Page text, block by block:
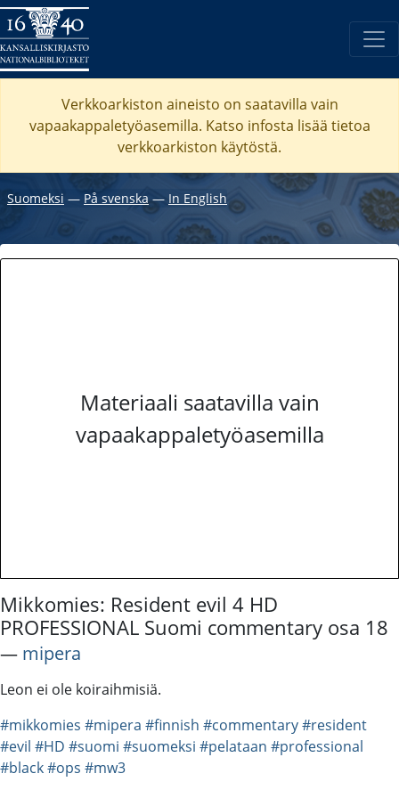
Verkkoarkiston aineisto on saatavilla vain
vapaakappaletyöasemilla. Katso infosta lisää tietoa
verkkoarkiston käytöstä.
Suomeksi ― På svenska― In English
Materiaali saatavilla vain
vapaakappaletyöasemilla
Mikkomies: Resident evil 4 HD
PROFESSIONAL Suomi commentary osa 18
― mipera
Leon ei ole koiraihmisiä.
#mikkomies #mipera #finnish #commentary#resident
#evil #HD #suomi #suomeksi #pelataan #professional
#black#ops #mw3